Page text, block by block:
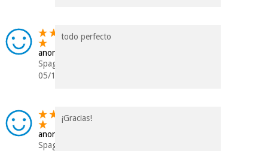
anonimo
Spagna
05/11/2019
todo perfecto
anonimo
Spagna
¡Gracias!